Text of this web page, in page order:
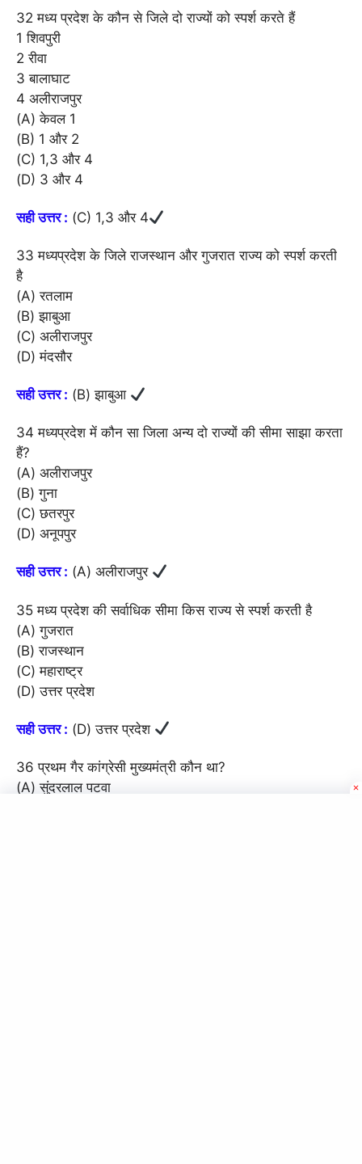
32 मध्य प्रदेश के कौन से जिले दो राज्यों को स्पर्श करते हैं
1 शिवपुरी
2 रीवा
3 बालाघाट
4 अलीराजपुर
(A) केवल 1
(B) 1 और 2
(C) 1,3 और 4
(D) 3 और 4
सही उत्तर : (C) 1,3 और 4
33 मध्यप्रदेश के जिले राजस्थान और गुजरात राज्य को स्पर्श करती
है
(A) रतलाम
(B) झाबुआ
(C) अलीराजपुर
(D) मंदसौर
सही उत्तर : (B) झाबुआ
34 मध्यप्रदेश में कौन सा जिला अन्य दो राज्यों की सीमा साझा करता
हैं?
(A) अलीराजपुर
(B) गुना
(C) छतरपुर
(D) अनूपपुर
सही उत्तर : (A) अलीराजपुर
35 मध्य प्रदेश की सर्वाधिक सीमा किस राज्य से स्पर्श करती है
(A) गुजरात
(B) राजस्थान
(C) महाराष्ट्र
(D) उत्तर प्रदेश
सही उत्तर : (D) उत्तर प्रदेश
36 प्रथम गैर कांग्रेसी मुख्यमंत्री कौन था?
(A) सुंदरलाल पटवा